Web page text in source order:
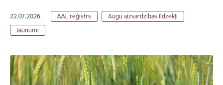
22.07.2026. AAL reģistrs
Augu aizsardzības līdzekļi
Jaunumi